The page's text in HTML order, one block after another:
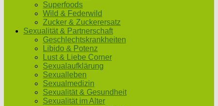
Superfoods
Wild & Federwild
Zucker & Zuckerersatz
Sexualität & Partnerschaft
Geschlechtskrankheiten
Libido & Potenz
Lust & Liebe Corner
Sexualaufklärung
Sexualleben
Sexualmedizin
Sexualität & Gesundheit
Sexualität im Alter